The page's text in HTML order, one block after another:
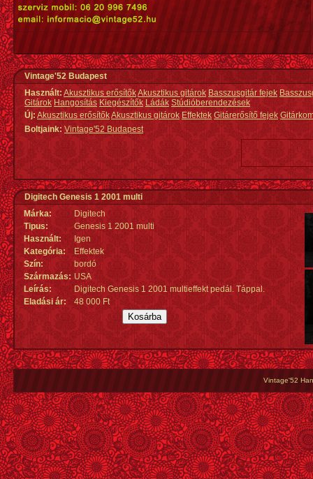
Vintage'52 Budapest
Használt: Akusztikus erősítőkAkusztikus gitárok Basszusgitár fejek
Gitárok Hangosítás Kiegészítők Ládák Stúdióberendezések
Új:Akusztikus erősítőkAkusztikus gitárok Effektek Gitárerősítő fejek
Boltjaink: Vintage'52 Budapest
Digitech Genesis 1 2001 multi
Márka:
Digitech
Tipus:
Genesis 1 2001 multi
Használt:
Igen
Kategória:
Effektek
Szín:
bordó
Származás: USA
Leírás:
Digitech Genesis 1 2001 multieffekt pedál. Táppal.
Eladási ár:
48 000 Ft
Vintage'52